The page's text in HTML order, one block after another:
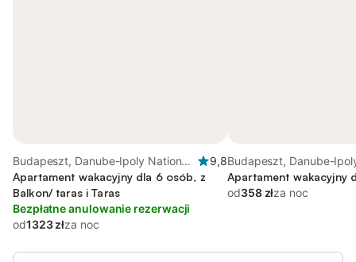
Budapeszt, Danube-Ipoly National
Park
9,8
Apartament wakacyjny dla 6 osób, z
Balkon/ taras i Taras
Bezpłatne anulowanie rezerwacji
od1323 złza noc
Budapeszt, Danube-
Apartament wakacyjny
od358 złza noc